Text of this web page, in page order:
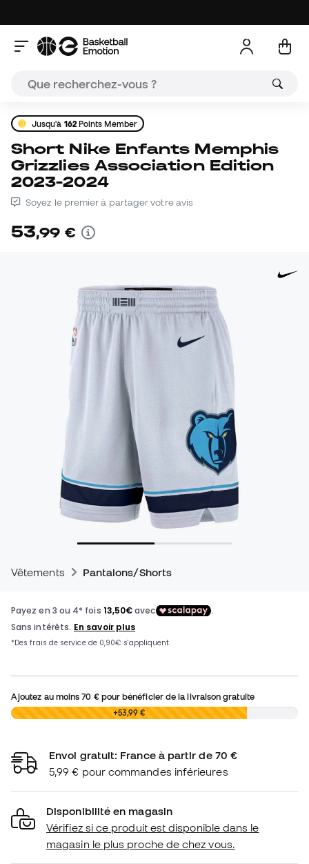
Jusqu'à 162Points Member
Short Nike Enfants Memphis
Grizzlies Association Edition
2023-2024
Soyez le premier à partager votre avis
53,99 €
Vêtements Pantalons/Shorts
Ajoutez au moins70 €pour bénéficier de la livraison gratuite
0,00 € +53,99 €
Envoi gratuit: France à partir de 70 €
5,99 € pour commandes inférieures
Disponibilité en magasin
Vérifiez si ce produit est disponible dans le
magasin le plus proche de chez vous.